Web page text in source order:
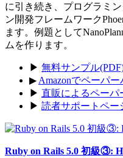
に引き続き、プログラミ
ン開発フレームワーク
ます。例題として
ムを作ります。
▶ 無料サンプル
▶ Amazonでペーパ
▶ 直販によるペーパ
▶ 読者サポートペー
Ruby on Rails 5.0 初級③: